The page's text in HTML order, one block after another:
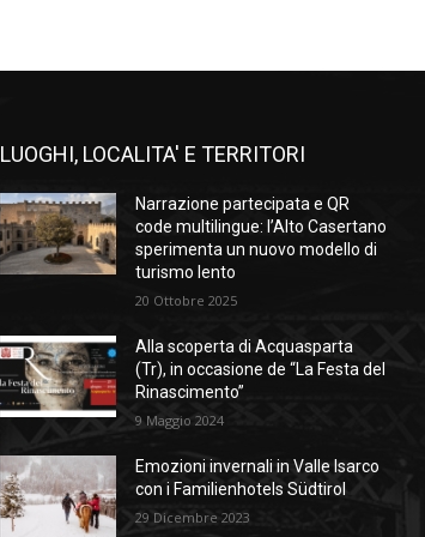
LUOGHI, LOCALITA' E TERRITORI
Narrazione partecipata e QR
code multilingue: l’Alto Casertano
sperimenta un nuovo modello di
turismo lento
20 Ottobre 2025
Alla scoperta di Acquasparta
(Tr), in occasione de “La Festa del
Rinascimento”
9 Maggio 2024
Emozioni invernali in Valle Isarco
con i Familienhotels Südtirol
29 Dicembre 2023